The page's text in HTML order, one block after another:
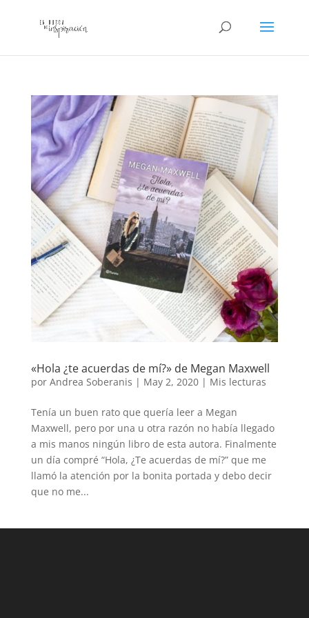
«Hola ¿te acuerdas de mí?» de Megan Maxwell
por Andrea Soberanis | May 2, 2020| Mis lecturas
Tenía un buen rato que quería leer a Megan
Maxwell, pero por una u otra razón no había llegado
a mis manos ningún libro de esta autora. Finalmente
un día compré “Hola, ¿Te acuerdas de mí?” que me
llamó la atención por la bonita portada y debo decir
que no me...